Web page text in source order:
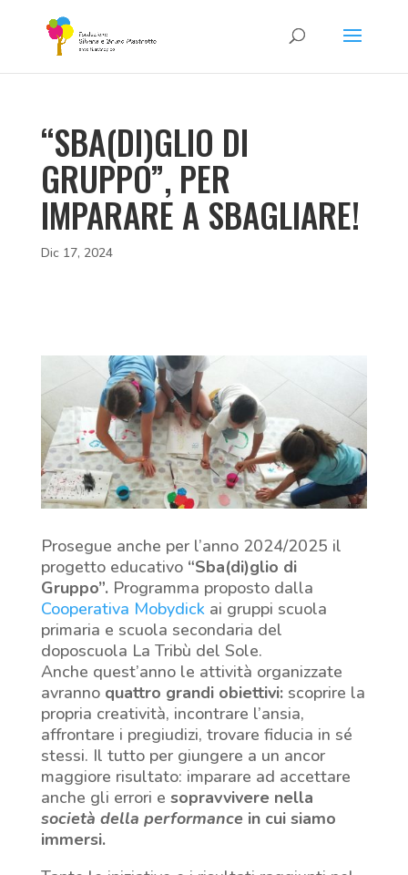
“SBA(DI)GLIO DI
GRUPPO”, PER
IMPARARE A SBAGLIARE!
Dic 17, 2024
Prosegue anche per l’anno 2024/2025 il
progetto educativo “Sba(di)glio di
Gruppo”. Programma proposto dalla
Cooperativa Mobydickai gruppi scuola
primaria e scuola secondaria del
doposcuola La Tribù del Sole.
Anche quest’anno le attività organizzate
avranno quattro grandi obiettivi:scoprire la
propria creatività, incontrare l’ansia,
affrontare i pregiudizi, trovare fiducia in sé
stessi. Il tutto per giungere a un ancor
maggiore risultato: imparare ad accettare
anche gli errori e sopravvivere nella
società della performance in cui siamo
immersi.